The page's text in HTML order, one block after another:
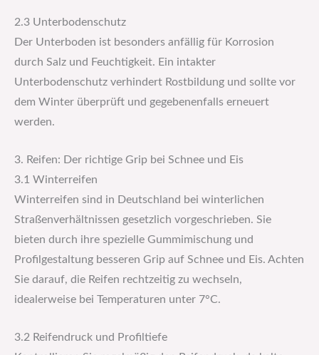
2.3 Unterbodenschutz
Der Unterboden ist besonders anfällig für Korrosion
durch Salz und Feuchtigkeit. Ein intakter
Unterbodenschutz verhindert Rostbildung und sollte vor
dem Winter überprüft und gegebenenfalls erneuert
werden.
3. Reifen: Der richtige Grip bei Schnee und Eis
3.1 Winterreifen
Winterreifen sind in Deutschland bei winterlichen
Straßenverhältnissen gesetzlich vorgeschrieben. Sie
bieten durch ihre spezielle Gummimischung und
Profilgestaltung besseren Grip auf Schnee und Eis. Achten
Sie darauf, die Reifen rechtzeitig zu wechseln,
idealerweise bei Temperaturen unter 7°C.
3.2 Reifendruck und Profiltiefe